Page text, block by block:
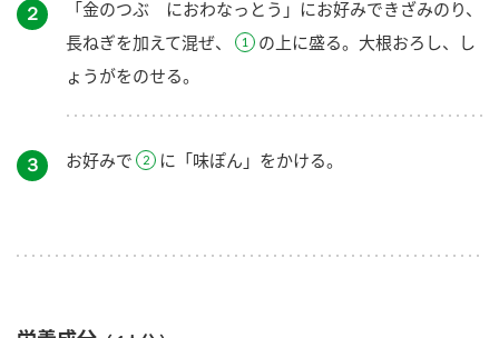
２
「金のつぶ におわなっとう」にお好みできざみのり、
長ねぎを加えて混ぜ、
の上に盛る。大根おろし、し
ょうがをのせる。
３ お好みで に「味ぽん」をかける。